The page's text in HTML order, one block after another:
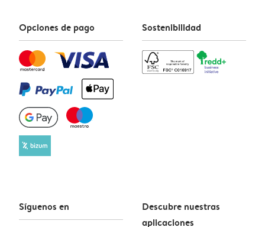
Opciones de pago Sostenibilidad
Síguenos en
Descubre nuestras
aplicaciones